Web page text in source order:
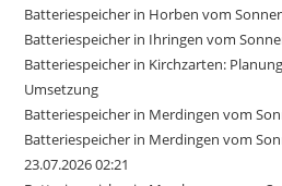
Batteriespeicher in Horben vom
Batteriespeicher in Ihringen vom
Batteriespeicher in Kirchzarten:
Umsetzung
Batteriespeicher in Merdingen vom
Batteriespeicher in Merdingen vom
23.07.2026 02:21